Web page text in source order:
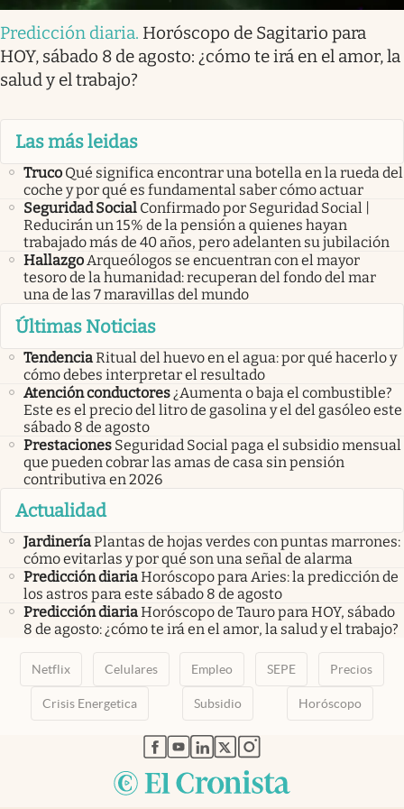
Predicción diaria. Horóscopo de Sagitario para
HOY, sábado 8 de agosto: ¿cómo te irá en el amor, la
salud y el trabajo?
Las más leidas
Truco Qué significa encontrar una botella en la rueda del
coche y por qué es fundamental saber cómo actuar
Seguridad Social Confirmado por Seguridad Social |
Reducirán un 15% de la pensión a quienes hayan
trabajado más de 40 años, pero adelanten su jubilación
HallazgoArqueólogos se encuentran con el mayor
tesoro de la humanidad: recuperan del fondo del mar
una de las 7 maravillas del mundo
Últimas Noticias
TendenciaRitual del huevo en el agua: por qué hacerlo y
cómo debes interpretar el resultado
Atención conductores ¿Aumenta o baja el combustible?
Este es el precio del litro de gasolina y el del gasóleo este
sábado 8 de agosto
Prestaciones Seguridad Social paga el subsidio mensual
que pueden cobrar las amas de casa sin pensión
contributiva en 2026
Actualidad
JardineríaPlantas de hojas verdes con puntas marrones:
cómo evitarlas y por qué son una señal de alarma
Predicción diariaHoróscopo para Aries: la predicción de
los astros para este sábado 8 de agosto
Predicción diariaHoróscopo de Tauro para HOY, sábado
8 de agosto: ¿cómo te irá en el amor, la salud y el trabajo?
Netflix Celulares Empleo SEPE Precios
Crisis Energetica Subsidio Horóscopo
abre en nueva pestaña
abre en nueva pestaña
abre en nueva pestaña
abre en nueva pestaña
abre en nueva pestaña